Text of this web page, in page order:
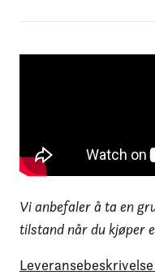
Vi anbefaler å ta en
tilstand når du kjøper